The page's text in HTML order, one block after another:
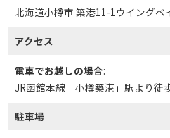
北海道小樽市 築港11-1ウイングベ
アクセス
電車でお越しの場合:
JR函館本線「小樽築港」駅より徒
駐車場